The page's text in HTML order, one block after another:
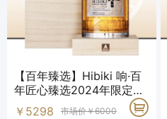
【百年臻选】Hibiki 响·百
年匠心臻选2024年限定调
配型日本威士忌
￥5298 市场价￥6000